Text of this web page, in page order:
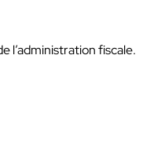
l’administration fiscale.